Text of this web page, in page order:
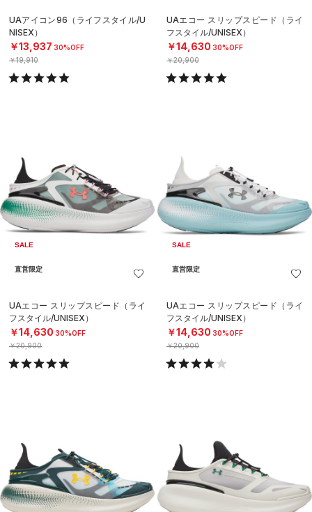
UAアイコン96（ライフスタイル/U
NISEX）
￥13,937 30%OFF
￥19,910
UAエコー スリップスピード（ライ
フスタイル/UNISEX）
￥14,630 30%OFF
￥20,900
SALE
直営限定
UAエコー スリップスピード（ライ
フスタイル/UNISEX）
￥14,630 30%OFF
￥20,900
SALE
直営限定
UAエコー スリップスピード（ライ
フスタイル/UNISEX）
￥14,630 30%OFF
￥20,900